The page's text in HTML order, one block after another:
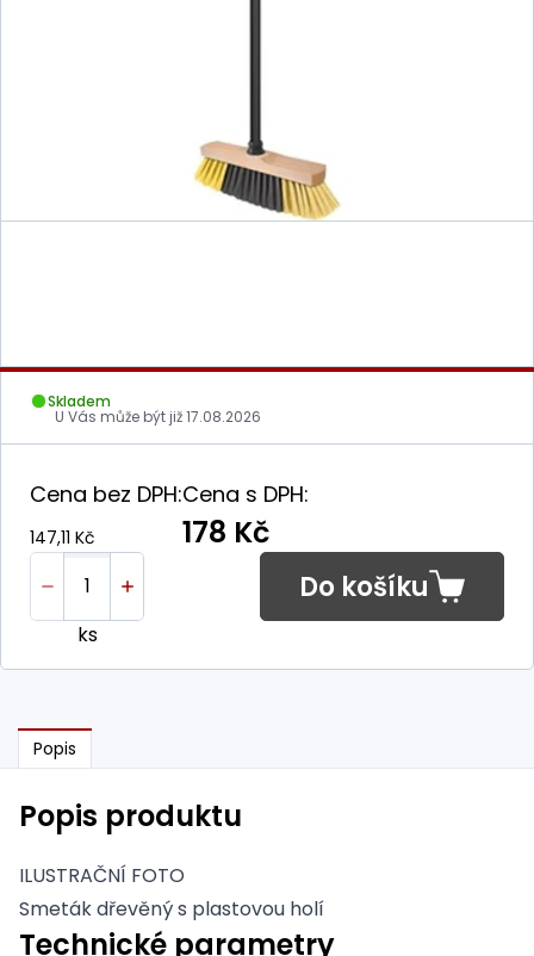
Skladem
U Vás může být již17.08.2026
Cena bez DPH:
147,11 Kč
Cena s DPH:
178 Kč
ks
Do košíku
Popis
Popis produktu
ILUSTRAČNÍ FOTO
Smeták dřevěný s plastovou holí
Technické parametry